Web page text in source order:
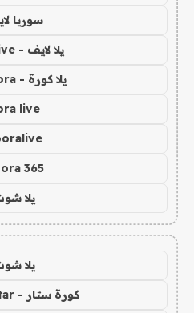
سوريا
يلا لايف - yalla live
يلا كورة - yallakora
live
365
يلا
يلا
كورة ستار - koora-star